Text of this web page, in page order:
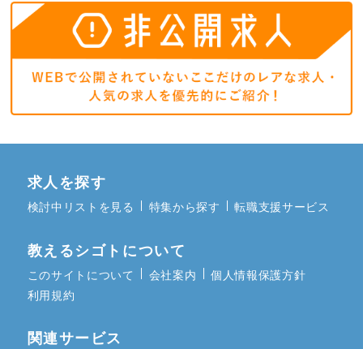
求人を探す
検討中リストを見る 特集から探す 転職支援サービス
教えるシゴトについて
このサイトについて 会社案内
個人情報保護方針
利用規約
関連サービス